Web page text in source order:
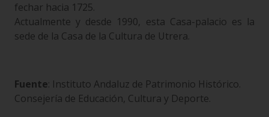
fechar hacia 1725.
Actualmente y desde 1990, esta Casa-palacio es la
sede de la Casa de la Cultura de Utrera.
Fuente: Instituto Andaluz de Patrimonio Histórico.
Consejería de Educación, Cultura y Deporte.